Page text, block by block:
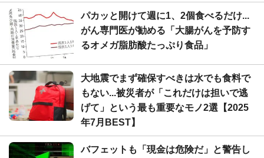
パカッと開けて週に1、2個食べるだけ...
がん専門医が勧める「大腸がんを予防す
るオメガ脂肪酸たっぷり食品」
大地震でまず確保すべきは水でも食料で
もない...被災者が「これだけは担いで逃
げて」という最も重要なモノ2選【2025
年7月BEST】
バフェットも「現金は危険だ」と警告し